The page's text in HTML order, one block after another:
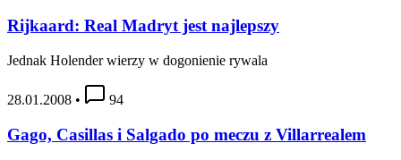
Rijkaard: Real Madryt jest najlepszy
Jednak Holender wierzy w dogonienie rywala
28.01.2008 • 94
Gago, Casillas i Salgado po meczu z Villarrealem